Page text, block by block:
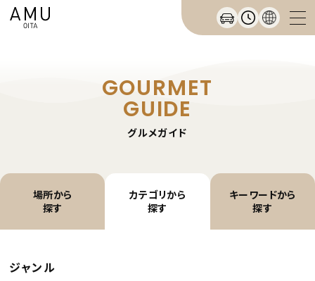
GOURMET
GUIDE
グルメガイド
場所から
探す
カテゴリから
探す
キーワードから
探す
ジャンル